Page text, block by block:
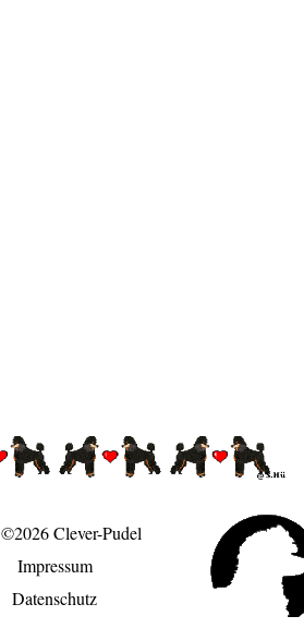
©2026 Clever-Pudel
Impressum
Datenschutz